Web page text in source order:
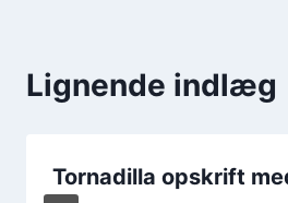
Lignende indlæg
Tornadilla opskrift